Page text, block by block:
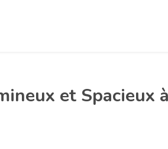
et Spacieux à